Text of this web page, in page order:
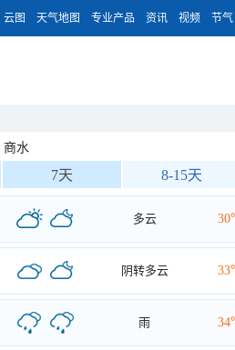
云图 天气地图 专业产品 资讯 视频 节气
商水
7天 8-15天
多云
阴转多云
雨